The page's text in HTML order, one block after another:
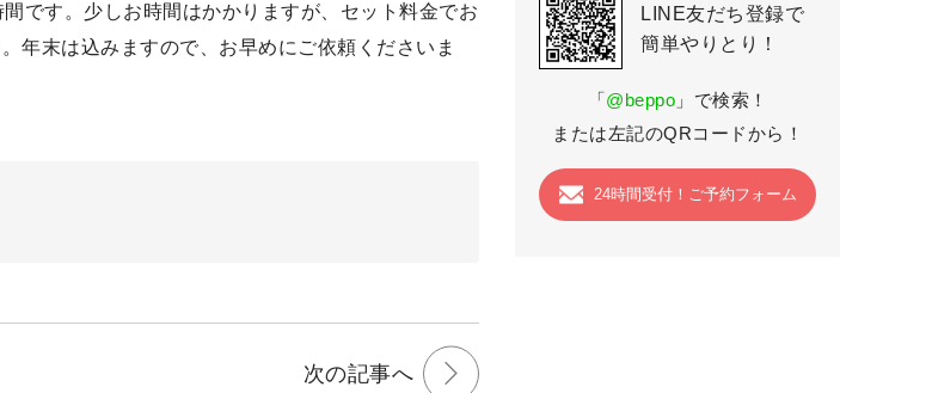
です。少しお時間はかかりますが、セット料金でお
年末は込みますので、お早めにご依頼くださいま
次の記事へ
LINE友だち登録で
簡単やりとり！
「@beppo 」で検索！
または左記のQRコードから！
24時間受付！ご予約フォーム